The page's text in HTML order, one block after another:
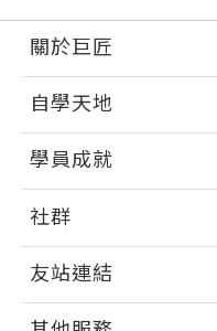
關於巨匠
自學天地
學員成就
社群
友站連結